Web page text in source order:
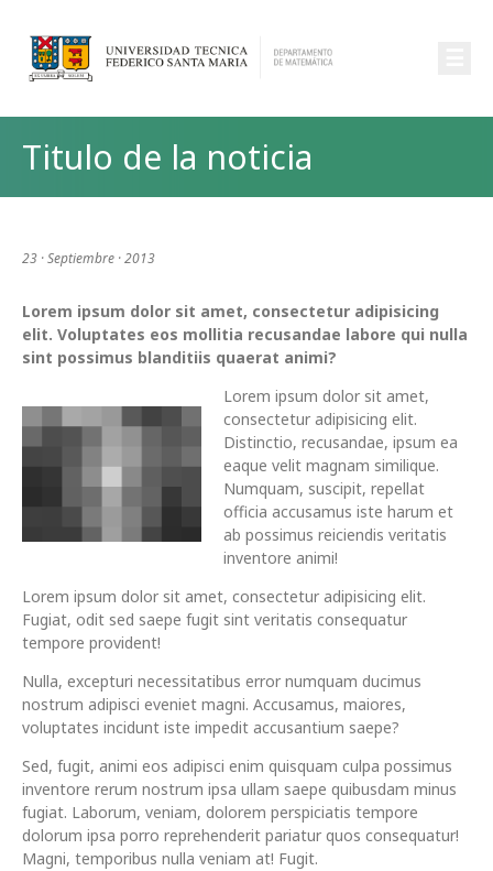
Titulo de la noticia
23 · Septiembre · 2013
Lorem ipsum dolor sit amet, consectetur adipisicing
elit. Voluptates eos mollitia recusandae labore qui nulla
sint possimus blanditiis quaerat animi?
Lorem ipsum dolor sit amet,
consectetur adipisicing elit.
Distinctio, recusandae, ipsum ea
eaque velit magnam similique.
Numquam, suscipit, repellat
officia accusamus iste harum et
ab possimus reiciendis veritatis
inventore animi!
Lorem ipsum dolor sit amet, consectetur adipisicing elit.
Fugiat, odit sed saepe fugit sint veritatis consequatur
tempore provident!
Nulla, excepturi necessitatibus error numquam ducimus
nostrum adipisci eveniet magni. Accusamus, maiores,
voluptates incidunt iste impedit accusantium saepe?
Sed, fugit, animi eos adipisci enim quisquam culpa possimus
inventore rerum nostrum ipsa ullam saepe quibusdam minus
fugiat. Laborum, veniam, dolorem perspiciatis tempore
dolorum ipsa porro reprehenderit pariatur quos consequatur!
Magni, temporibus nulla veniam at! Fugit.